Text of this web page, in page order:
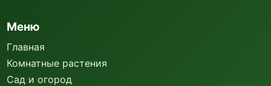
Меню
Главная
Комнатные растения
Сад и огород